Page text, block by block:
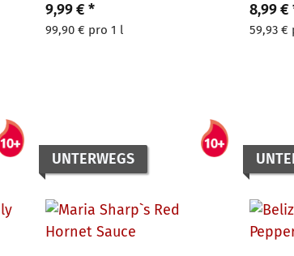
9,99 €*
99,90 € pro 1 l
8,99 €
59,93 €
UNTERWEGS